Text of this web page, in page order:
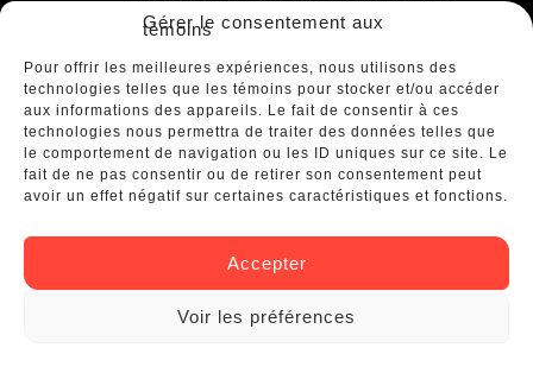
Gérer le consentement aux
témoins
Pour offrir les meilleures expériences, nous utilisons des
technologies telles que les témoins pour stocker et/ou accéder
aux informations des appareils. Le fait de consentir à ces
technologies nous permettra de traiter des données telles que
le comportement de navigation ou les ID uniques sur ce site. Le
fait de ne pas consentir ou de retirer son consentement peut
avoir un effet négatif sur certaines caractéristiques et fonctions.
Accepter
Voir les préférences
Tous droits réservés